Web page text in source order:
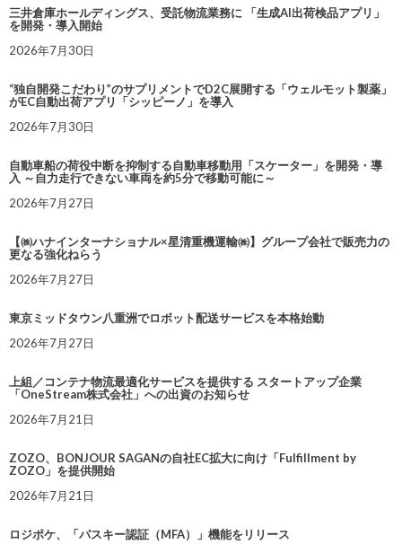
三井倉庫ホールディングス、受託物流業務に 「生成AI出荷検品アプリ」
を開発・導入開始
2026年7月30日
“独自開発こだわり”のサプリメントでD2C展開する「ウェルモット製薬」
がEC自動出荷アプリ「シッピーノ」を導入
2026年7月30日
自動車船の荷役中断を抑制する自動車移動用「スケーター」を開発・導
入 ～自力走行できない車両を約5分で移動可能に～
2026年7月27日
【㈱ハナインターナショナル×星清重機運輸㈱】グループ会社で販売力の
更なる強化ねらう
2026年7月27日
東京ミッドタウン八重洲でロボット配送サービスを本格始動
2026年7月27日
上組／コンテナ物流最適化サービスを提供する スタートアップ企業
「OneStream株式会社」への出資のお知らせ
2026年7月21日
ZOZO、BONJOUR SAGANの自社EC拡大に向け「Fulfillment by
ZOZO」を提供開始
2026年7月21日
ロジポケ、「パスキー認証（MFA）」機能をリリース